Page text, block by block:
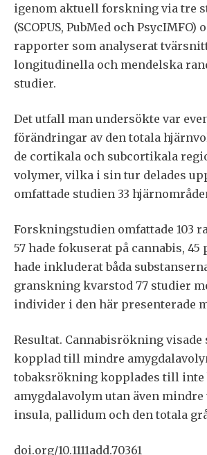
igenom aktuell forskning via tre
(SCOPUS, PubMed och
rapporter som analyserat
longitudinella och mendelska
studier.
Det utfall man undersökte var
förändringar av den totala
de cortikala och subcortikala
volymer, vilka i sin tur delades
omfattade studien 33
Forskningstudien omfattade 103
57 hade fokuserat på cannabis, 45
hade inkluderat båda
granskning kvarstod 77 studier
individer i den här presenterade
Resultat. Cannabisrökning visade
kopplad till mindre
tobaksrökning kopplades till inte
amygdalavolym utan även mindre
insula, pallidum och den totala
doi.org/10.1111add.70361